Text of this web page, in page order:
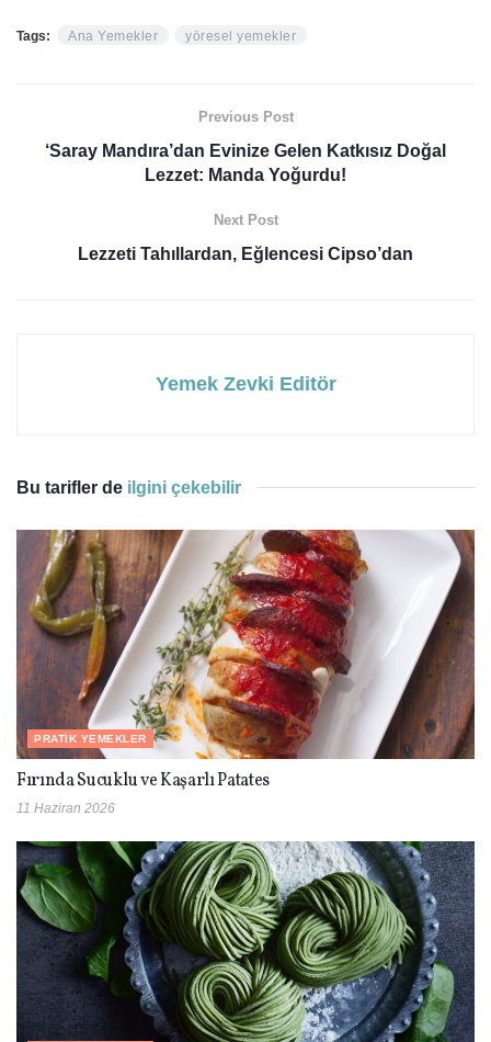
Tags: Ana Yemekler yöresel yemekler
Previous Post
‘Saray Mandıra’dan Evinize Gelen Katkısız Doğal
Lezzet: Manda Yoğurdu!
Next Post
Lezzeti Tahıllardan, Eğlencesi Cipso’dan
Yemek Zevki Editör
Bu tarifler de ilgini çekebilir
PRATIK YEMEKLER
Fırında Sucuklu ve Kaşarlı Patates
11 Haziran 2026